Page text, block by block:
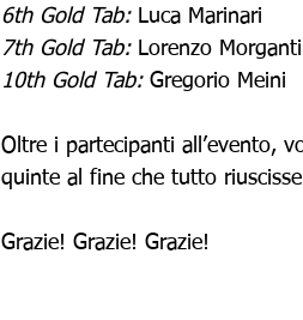
6th Gold Tab: Luca Marinari
7th Gold Tab: Lorenzo
10th Gold Tab: Gregorio Meini
Oltre i partecipanti all’evento,
quinte al fine che tutto
Grazie! Grazie! Grazie!